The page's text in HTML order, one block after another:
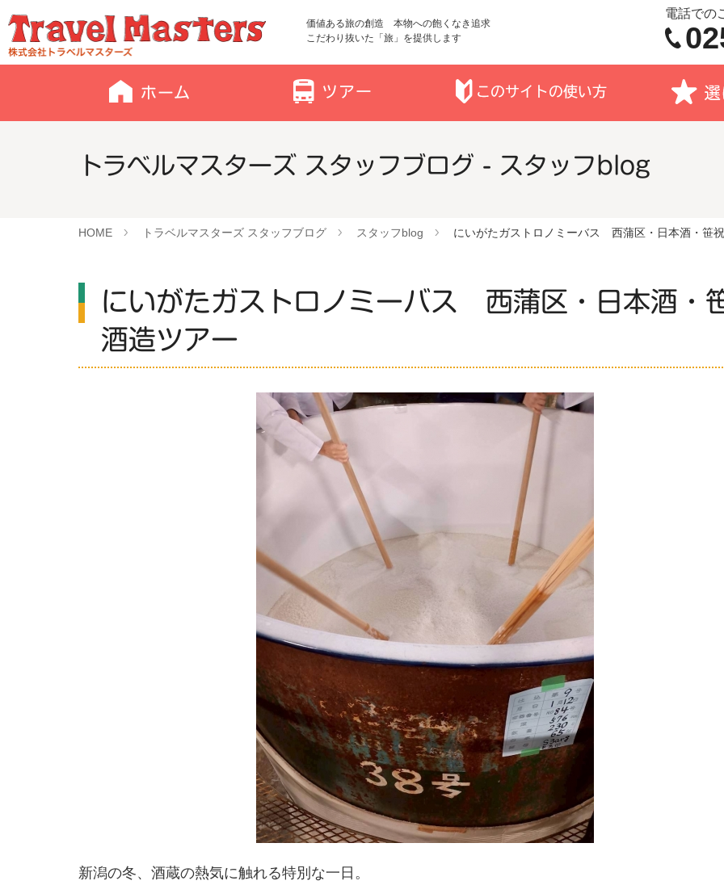
価値ある旅の創造 本物への飽くなき追求
こだわり抜いた「旅」を提供します
電話での
トラベルマスターズ スタッフブログ - スタッフblog
HOME トラベルマスターズ スタッフブログ スタッフblog にいがたガストロノミーバス 西蒲区・日本酒・笹
にいがたガストロノミーバス 西蒲区・日本酒・
酒造ツアー
新潟の冬、酒蔵の熱気に触れる特別な一日。